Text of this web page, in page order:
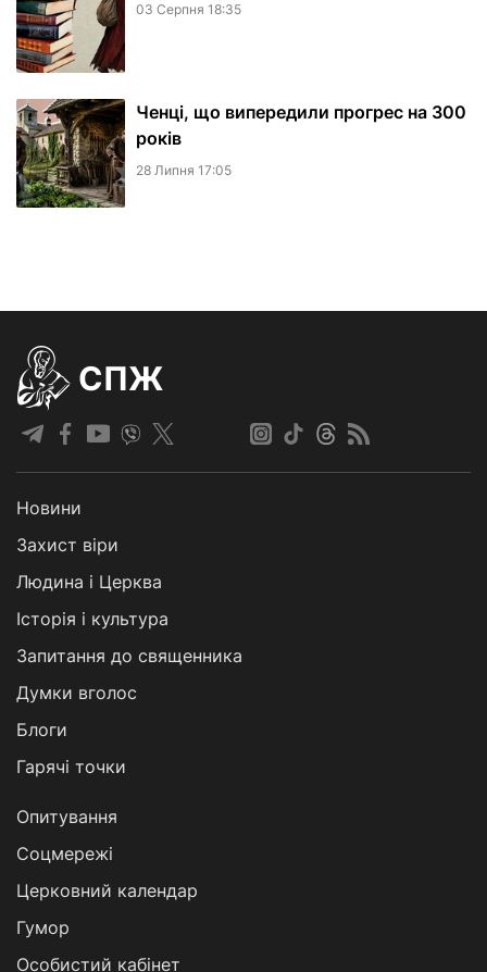
03 Серпня 18:35
Ченці, що випередили прогрес на 300
років
28 Липня 17:05
СПЖ
Новини
Захист віри
Людина і Церква
Історія і культура
Запитання до священника
Думки вголос
Блоги
Гарячі точки
Опитування
Соцмережі
Церковний календар
Гумор
Особистий кабінет